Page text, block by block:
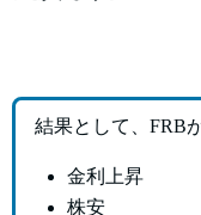
結果として、FRB
金利上昇
株安